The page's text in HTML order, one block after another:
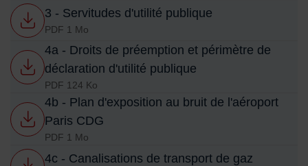
3 - Servitudes d'utilité publique
PDF 1 Mo
4a - Droits de préemption et périmètre de
déclaration d'utilité publique
PDF 124 Ko
4b - Plan d'exposition au bruit de l'aéroport
Paris CDG
PDF 1 Mo
4c - Canalisations de transport de gaz